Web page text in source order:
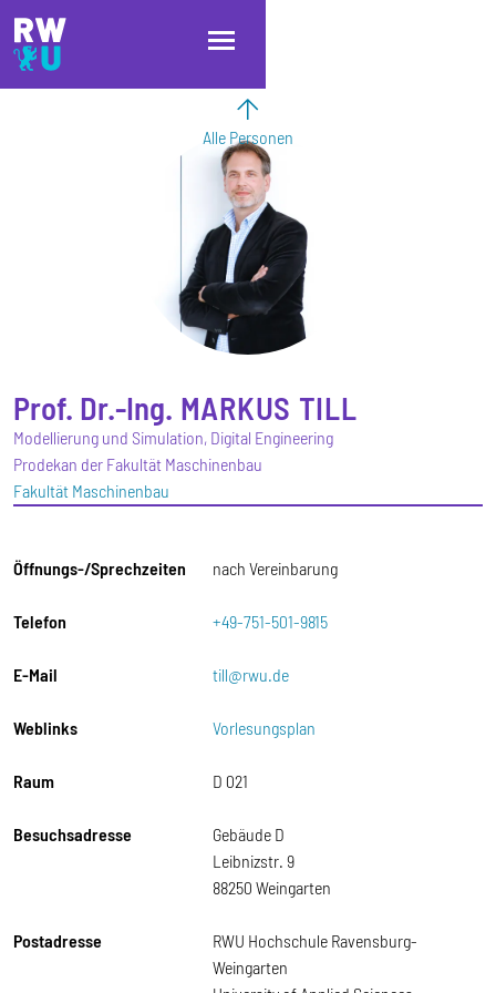
Direkt zum Inhalt
Direkt zur Hauptnavigation
Direkt zum Fußbereich
Alle Personen
Prof. Dr.-Ing. MARKUS TILL
Modellierung und Simulation, Digital Engineering
Prodekan der Fakultät Maschinenbau
Fakultät Maschinenbau
Öffnungs-/Sprechzeiten nach Vereinbarung
Telefon +49-751-501-9815
E-Mail till@rwu.de
Weblinks Vorlesungsplan
Raum D 021
Besuchsadresse
Gebäude D
Leibnizstr. 9
88250 Weingarten
Postadresse
RWU Hochschule Ravensburg-
Weingarten